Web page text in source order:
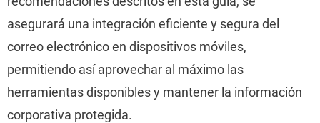
asegurará una integración eficiente y segura del
correo electrónico en dispositivos móviles,
permitiendo así aprovechar al máximo las
herramientas disponibles y mantener la información
corporativa protegida.